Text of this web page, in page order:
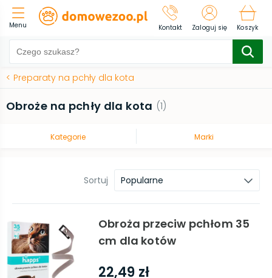
Menu Kontakt Zaloguj się Koszyk
< Preparaty na pchły dla kota
Obroże na pchły dla kota (1)
Kategorie Marki
Sortuj Popularne
Obroża przeciw pchłom 35
cm dla kotów
22,49 zł